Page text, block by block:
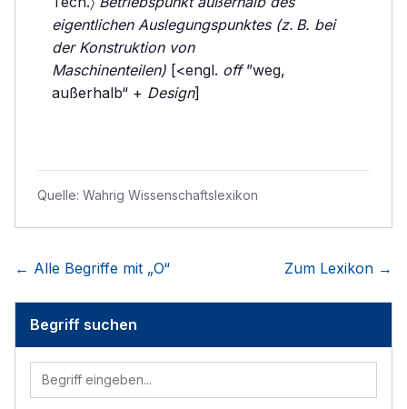
eigentlichen Auslegungspunktes (z. B. bei
der Konstruktion von
Maschinenteilen) [<engl. off”weg,
außerhalb“ + Design]
Quelle: Wahrig Wissenschaftslexikon
← Alle Begriffe mit „O“ Zum Lexikon →
Begriff suchen